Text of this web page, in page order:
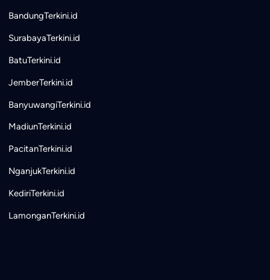
BandungTerkini.id
SurabayaTerkini.id
BatuTerkini.id
JemberTerkini.id
BanyuwangiTerkini.id
MadiunTerkini.id
PacitanTerkini.id
NganjukTerkini.id
KediriTerkini.id
LamonganTerkini.id